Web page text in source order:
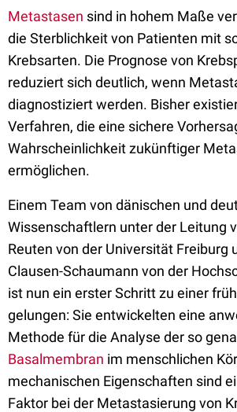
Metastasen sind in hohem Maße
die Sterblichkeit von Patienten mit
Krebsarten. Die Prognose von
reduziert sich deutlich, wenn
diagnostiziert werden. Bisher
Verfahren, die eine sichere
Wahrscheinlichkeit zukünftiger
ermöglichen.
Einem Team von dänischen und
Wissenschaftlern unter der Leitung
Reuten von der Universität Freiburg
Clausen-Schaumann von der
ist nun ein erster Schritt zu einer
gelungen: Sie entwickelten eine
Methode für die Analyse der so
Basalmembran im menschlichen
mechanischen Eigenschaften sind
Faktor bei der Metastasierung von